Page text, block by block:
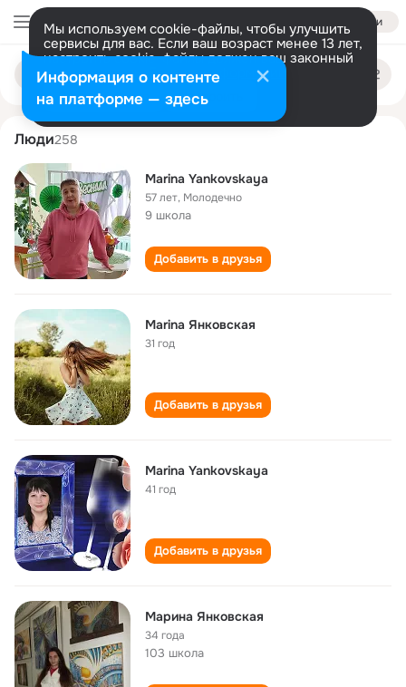
Войти
Мы используем cookie-файлы, чтобы улучшить
сервисы для вас. Если ваш возраст менее 13 лет,
настроить cookie-файлы должен ваш законный
представитель. Больше информации
Разрешить все Настроить
Поиск
людям
marina yankovskaya
Люди258
Marina Yankovskaya
57 лет, Молодечно
9 школа
Добавить в друзья
Marina Янковская
31 год
Добавить в друзья
Marina Yankovskaya
41 год
Добавить в друзья
Марина Янковская
34 года
103 школа
Информация о контенте
на платформе — здесь